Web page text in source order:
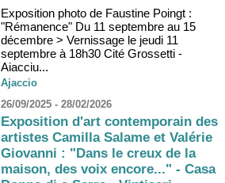
Exposition photo de Faustine Poingt :
"Rémanence" Du 11 septembre au 15
décembre > Vernissage le jeudi 11
septembre à 18h30 Cité Grossetti -
Aiacciu...
Ajaccio
26/09/2025 - 28/02/2026
Exposition d'art contemporain des
artistes Camilla Salame et Valérie
Giovanni : "Dans le creux de la
maison, des voix encore..." - Casa